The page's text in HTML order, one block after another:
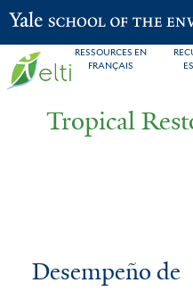
to
RESSOURCES EN
FRANÇAIS
Yale School of the Environment
Tropical
You
Desempeño
Desempeño de